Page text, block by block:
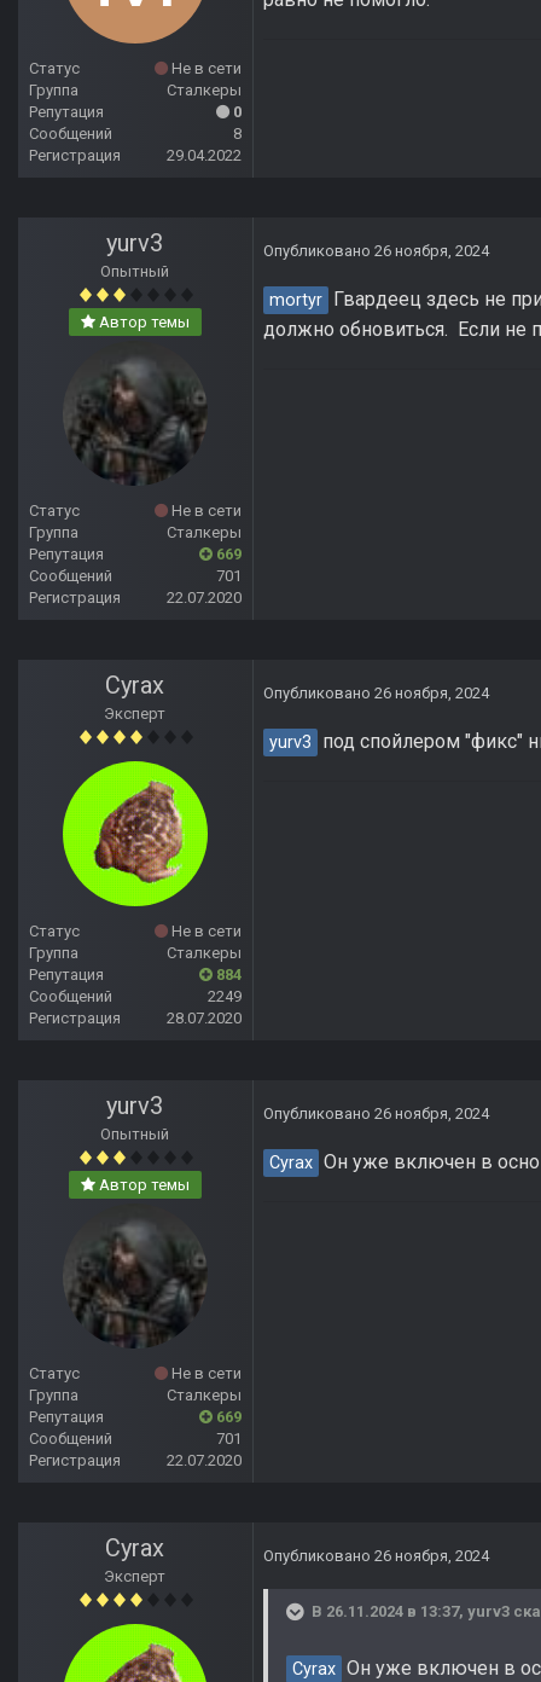
Статус
Не в сети
Группа
Сталкеры
Репутация
0
Сообщений
8
Регистрация
29.04.2022
yurv3
Опытный
Автор темы
Статус
Не в сети
Группа
Сталкеры
Репутация
669
Сообщений
701
Регистрация
22.07.2020
Опубликовано 26 ноября, 2024
mortyr
Гвардеец здесь не
должно обновиться. Если не
Cyrax
Эксперт
Статус
Не в сети
Группа
Сталкеры
Репутация
884
Сообщений
2249
Регистрация
28.07.2020
Опубликовано 26 ноября, 2024
yurv3 под спойлером "фикс"
yurv3
Опытный
Автор темы
Статус
Не в сети
Группа
Сталкеры
Репутация
669
Сообщений
701
Регистрация
22.07.2020
Опубликовано 26 ноября, 2024
Cyrax Он уже включен в
Cyrax
Эксперт
Опубликовано 26 ноября, 2024
В 26.11.2024 в 13:37, yurv3
Cyrax Он уже включен в